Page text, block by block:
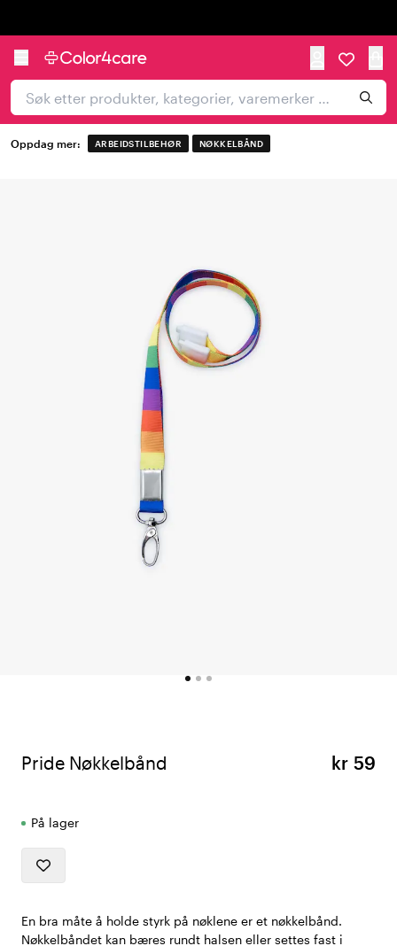
Oppdag mer: ARBEIDSTILBEHØR NØKKELBÅND
Pride Nøkkelbånd kr 59
På lager
En bra måte å holde styrk på nøklene er et nøkkelbånd.
Nøkkelbåndet kan bæres rundt halsen eller settes fast i